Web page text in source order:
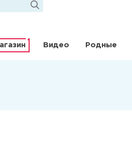
Видео Родные